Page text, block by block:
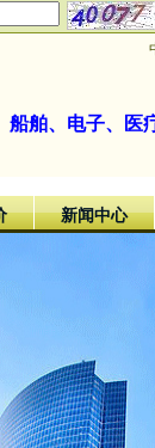
船舶、电子、医
新闻中心